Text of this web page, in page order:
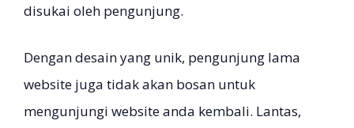
disukai oleh pengunjung.
Dengan desain yang unik, pengunjung lama
website juga tidak akan bosan untuk
mengunjungi website anda kembali. Lantas,